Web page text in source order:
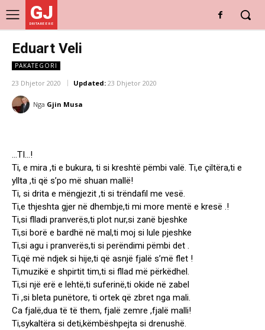
GJ
DRITARE E RE
Eduart Veli
PAKATEGORI
23 Dhjetor 2020 Updated: 23 Dhjetor 2020
Nga Gjin Musa
…TI…!
Ti, e mira ,ti e bukura, ti si kreshtë pëmbi valë. Ti,e çiltëra,ti e
yllta ,ti që s’po më shuan mallë!
Ti, si drita e mëngjezit ,ti si trëndafil me vesë.
Ti,e thjeshta gjer në dhembje,ti mi more mentë e kresë .!
Ti,si flladi pranverës,ti plot nur,si zanë bjeshke
Ti,si borë e bardhë në mal,ti moj si lule pjeshke
Ti,si agu i pranverës,ti si perëndimi pëmbi det .
Ti,që më ndjek si hije,ti që asnjë fjalë s’më flet !
Ti,muzikë e shpirtit tim,ti si fllad më përkëdhel.
Ti,si një erë e lehtë,ti suferinë,ti okide në zabel
Ti ,si bleta punëtore, ti ortek që zbret nga mali.
Ca fjalë,dua të të them, fjalë zemre ,fjalë malli!
Ti,sykaltëra si deti,këmbëshpejta si drenushë.